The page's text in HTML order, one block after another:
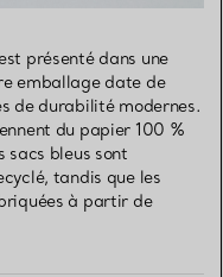
présenté dans une
emballage date de
de durabilité modernes.
du papier 100 %
sacs bleus sont
tandis que les
à partir de